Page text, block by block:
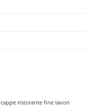
cappe ristorante fine lavori